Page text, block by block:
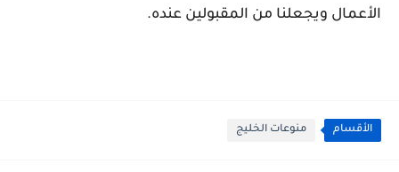
الأعمال ويجعلنا من المقبولين عنده.
الأقسام منوعات الخليج